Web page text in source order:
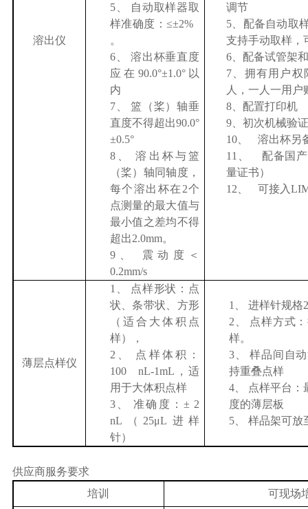
溶出仪
5、
自动取样器取
样准确度：≤±2%
。
6、溶出杯垂直度
应在 90.0°±1.0°以
内
7、篮（桨）轴垂
直度不得超出90.0°
±0.5°
8、溶出杯与篮
（桨）轴同轴度，
每个溶出杯在 2个
点测量的最大值与
最小值之差均不得
超出2.0mm。
9、 震动度＜
0.2mm/s
调节
5、 配备自动取
支持手动取样，
6、 配备试管架
7、 拥有用户权
人，一人一用户
8、 配置打印机
9、 初次机械验
10、
溶出杯另
11、
配备国
量证书）
12、
可接入
薄层点样仪
1、
点样形状：点
状、条带状、方形
（适合大体积点
样），
2、 点样体积：
100 nL-1mL ，适
用于大体积点样
3、准确度：± 2
nL （ 25μL 进样
针）
1、 进样针规格
2、
点样方式
样。
3、样品间自
持重叠点样
4、
点样平台：
度的薄层板
5、 样品架可放
供应商服务要求
培训
可现场